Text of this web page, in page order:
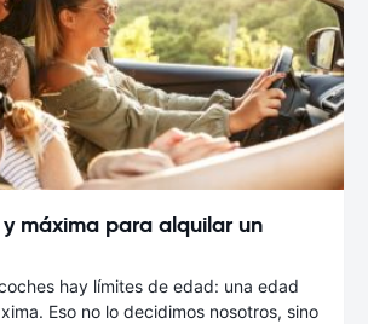
máxima para alquilar un
hay límites de edad: una edad
Eso no lo decidimos nosotros, sino